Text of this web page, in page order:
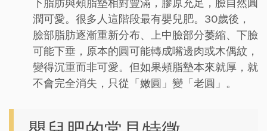
下脂肪與頰脂墊相對豐滿，膠原充足，臉自然圓
潤可愛。很多人這階段最有嬰兒肥。30歲後，
臉部脂肪逐漸重新分布、上中臉部分萎縮、下臉
可能下垂，原本的圓可能轉成嘴邊肉或木偶紋，
變得沉重而非可愛。但如果頰脂墊本來就厚，就
不會完全消失，只從「嫩圓」變「老圓」。